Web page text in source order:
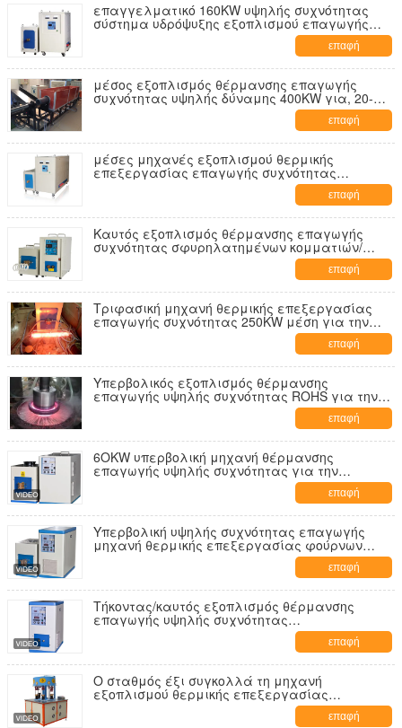
επαγγελματικό 160KW υψηλής συχνότητας
σύστημα υδρόψυξης εξοπλισμού επαγωγής
επαφή
μέσος εξοπλισμός θέρμανσης επαγωγής
συχνότητας υψηλής δύναμης 400KW για, 20-
επαφή
μέσες μηχανές εξοπλισμού θερμικής
επεξεργασίας επαγωγής συχνότητας
επαφή
Καυτός εξοπλισμός θέρμανσης επαγωγής
συχνότητας σφυρηλατημένων κομματιών/
συναρμολογήσεων μέσος, SGS ROHS CE
επαφή
Τριφασική μηχανή θερμικής επεξεργασίας
επαγωγής συχνότητας 250KW μέση για την
επαφή
Υπερβολικός εξοπλισμός θέρμανσης
επαγωγής υψηλής συχνότητας ROHS για την
επαφή
6OKW υπερβολική μηχανή θέρμανσης
επαγωγής υψηλής συχνότητας για την
απόσβεση επιφάνειας, 50-150KHZ επαφή
Υπερβολική υψηλής συχνότητας επαγωγής
μηχανή θερμικής επεξεργασίας φούρνων
επαφή
Τήκοντας/καυτός εξοπλισμός θέρμανσης
επαγωγής υψηλής συχνότητας
συναρμολογήσεων υπερβολικός 360V-520V
επαφή
Ο σταθμός έξι συγκολλά τη μηχανή
εξοπλισμού θερμικής επεξεργασίας
επαγωγής συγκόλλησης για τη συγκόλληση
επαφή